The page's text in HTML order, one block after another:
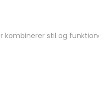
stil og